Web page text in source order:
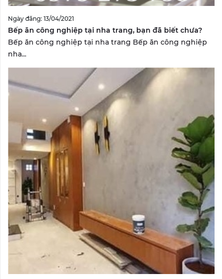
Ngày đăng: 13/04/2021
Bếp ăn công nghiệp tại nha trang, bạn đã biết chưa?
Bếp ăn công nghiệp tại nha trang Bếp ăn công nghiệp
nha...